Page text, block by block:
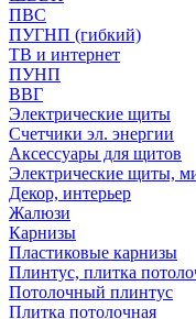
ПВС
ПУГНП (гибкий)
ТВ и интернет
ПУНП
ВВГ
Электрические щиты
Счетчики эл. энергии
Аксессуары для щитов
Электрические щиты,
Декор, интерьер
Жалюзи
Карнизы
Пластиковые карнизы
Плинтус, плитка
Потолочный плинтус
Плитка потолочная